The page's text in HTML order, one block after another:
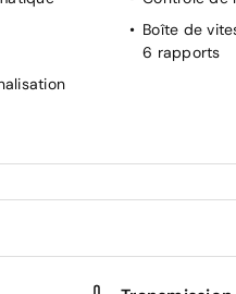
Boîte de
6 rapports